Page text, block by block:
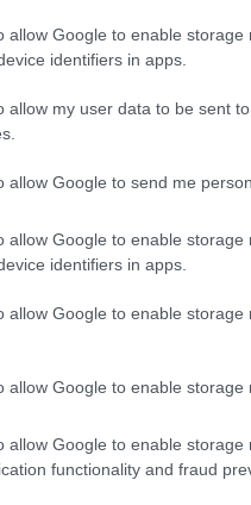
allow Google to enable
identifiers in apps.
allow my user data to be sent
allow Google to send me
allow Google to enable
identifiers in apps.
allow Google to enable
allow Google to enable storage
allow Google to enable storage
functionality and fraud
διαχείρισης,
προσωπικής
Βουλή το νέο
του κληρονομικού
για μία από τις
τελευταίες
Τρίτη στην
του στην
τη μεθεπόμενη